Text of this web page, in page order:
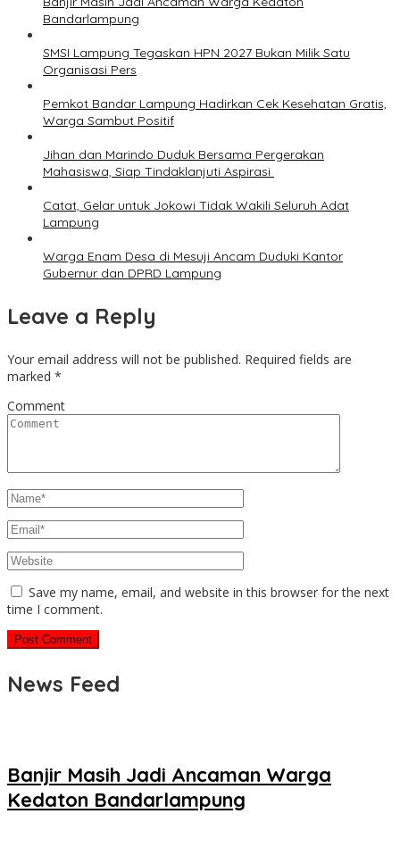
Bandarlampung
SMSI Lampung Tegaskan HPN 2027 Bukan Milik Satu
Organisasi Pers
Pemkot Bandar Lampung Hadirkan Cek Kesehatan Gratis,
Warga Sambut Positif
Jihan dan Marindo Duduk Bersama Pergerakan
Mahasiswa, Siap Tindaklanjuti Aspirasi
Catat, Gelar untuk Jokowi Tidak Wakili Seluruh Adat
Lampung
Warga Enam Desa di Mesuji Ancam Duduki Kantor
Gubernur dan DPRD Lampung
Leave a Reply
Your email address will not be published. Required fields are
marked *
Comment
Save my name, email, and website in this browser for the next
time I comment.
News Feed
Banjir Masih Jadi Ancaman Warga
Kedaton Bandarlampung